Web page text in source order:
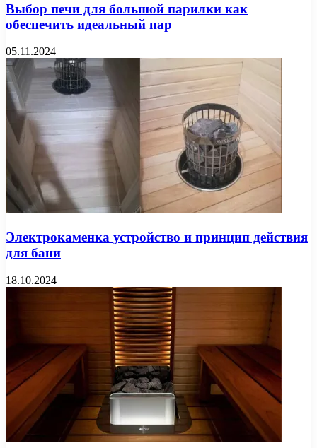
Выбор печи для большой парилки как
обеспечить идеальный пар
05.11.2024
Электрокаменка устройство и принцип действия
для бани
18.10.2024